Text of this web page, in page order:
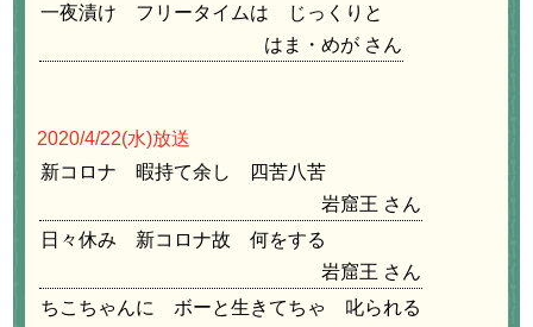
一夜漬け フリータイムは じっくりと
はま・めが
2020/4/22(水)放送
新コロナ 暇持て余し 四苦八苦
岩窟王
日々休み 新コロナ故 何をする
岩窟王
ちこちゃんに ボーと生きてちゃ 叱られる